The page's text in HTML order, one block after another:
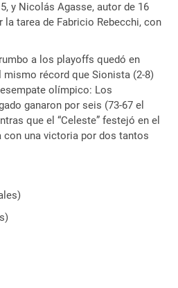
y Nicolás Agasse, autor de 16
la tarea de Fabricio Rebecchi, con
a los playoffs quedó en
mismo récord que Sionista (2-8)
olímpico: Los
ganaron por seis (73-67 el
que el “Celeste” festejó en el
con una victoria por dos tantos